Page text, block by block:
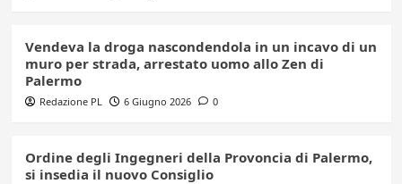
Vendeva la droga nascondendola in un incavo di un
muro per strada, arrestato uomo allo Zen di
Palermo
Redazione PL 6 Giugno 2026 0
Ordine degli Ingegneri della Provoncia di Palermo,
si insedia il nuovo Consiglio